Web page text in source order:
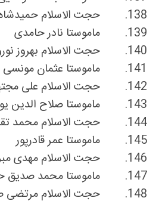
138.
حجت الاسلام
139.
ماموستا نادر حامدی
140.
حجت الاسلام بهروز
141.
ماموستا عثمان مونسی
142.
حجت الاسلام علی
143.
ماموستا صلاح الدین
144.
حجت الاسلام محمد
145.
ماموستا عمر قادرپور
146.
حجت الاسلام مهدی
147.
ماموستا محمد صدیق
148.
حجت الاسلام مرتضی